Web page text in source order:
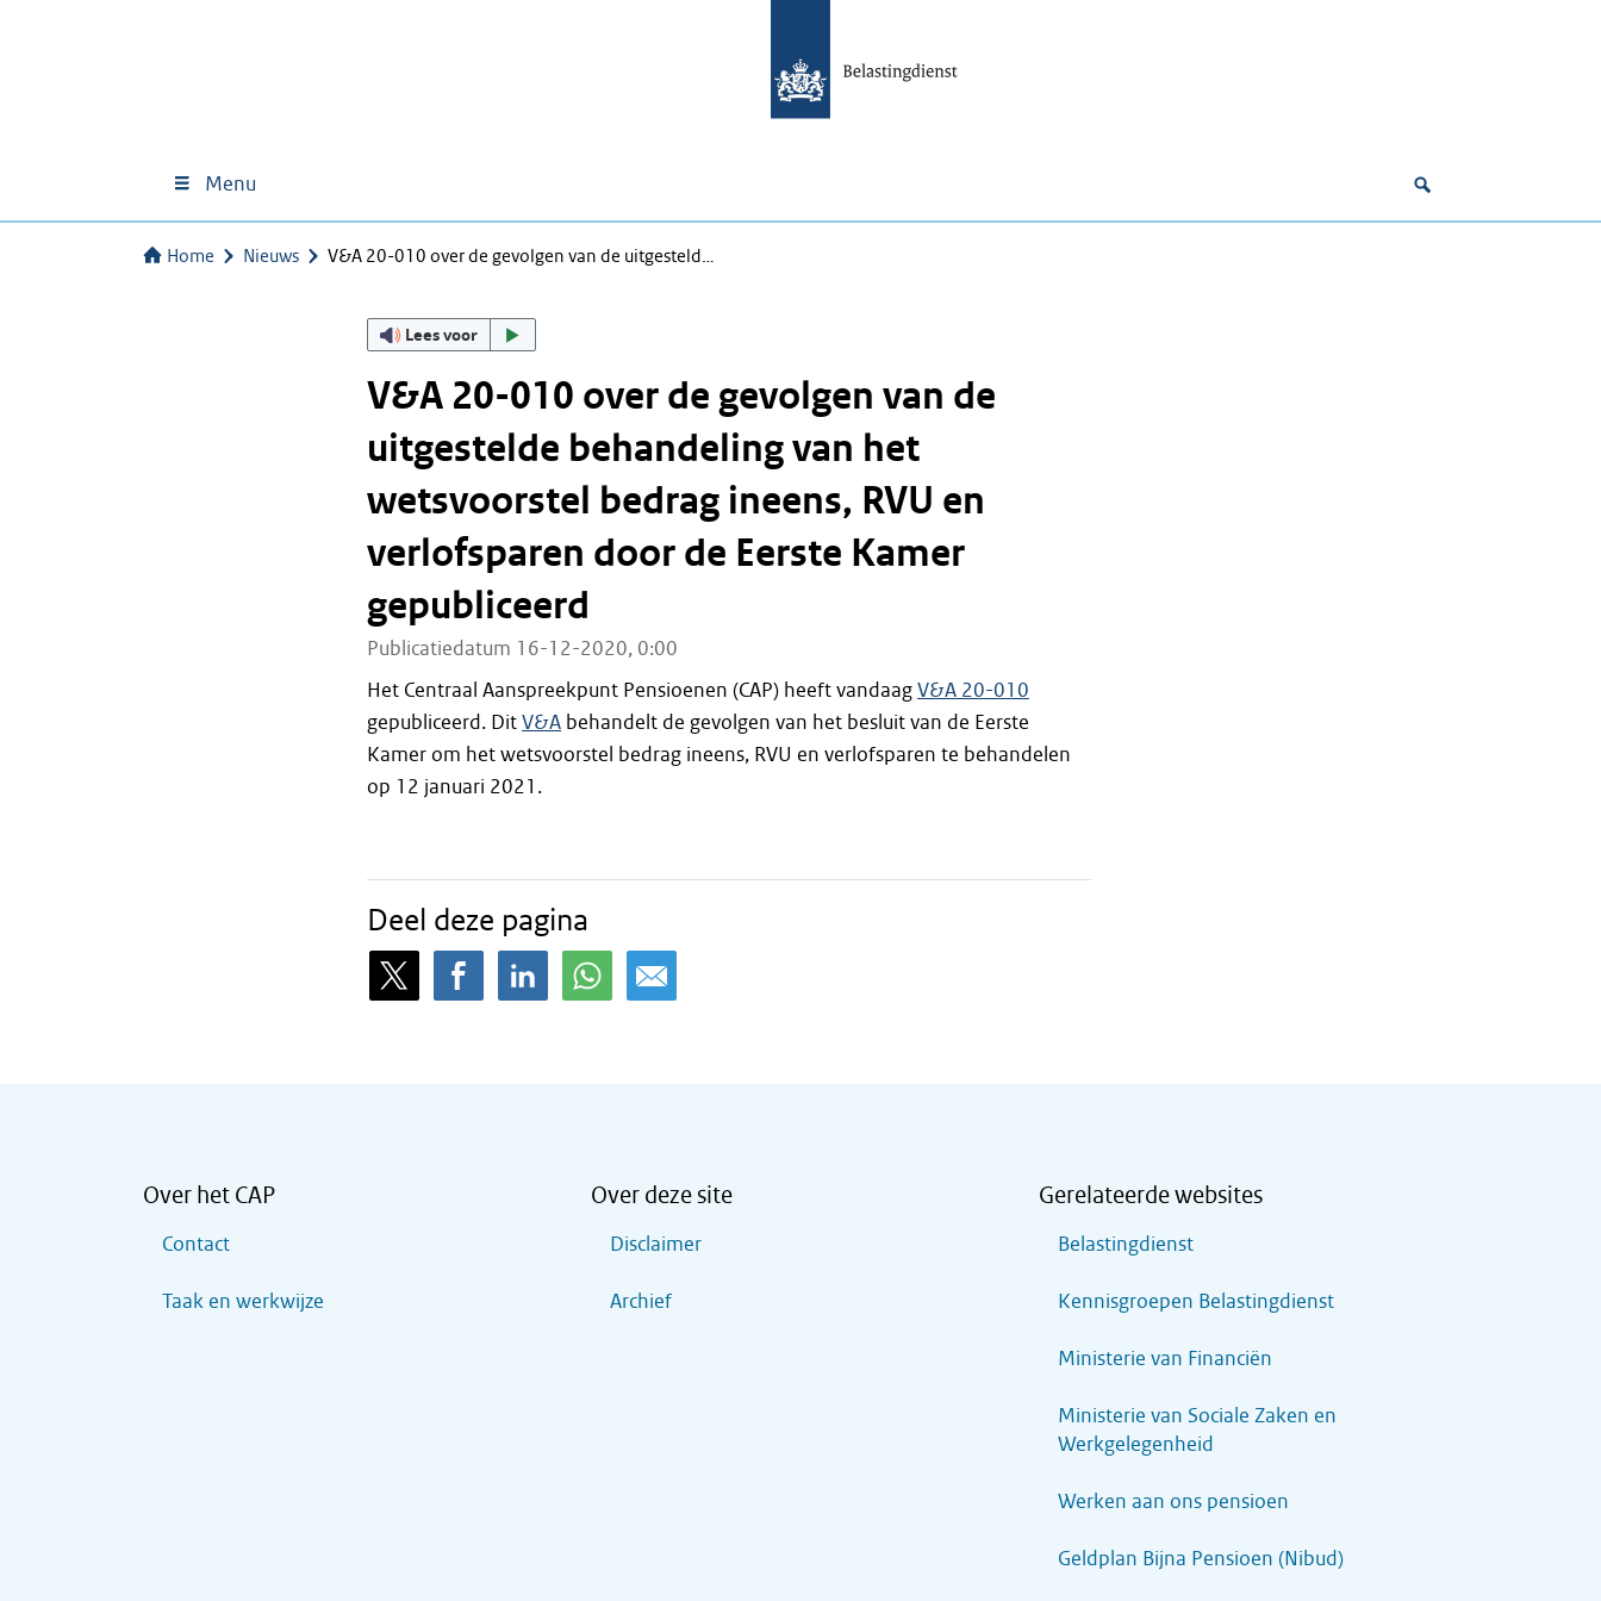
Menu
Home Nieuws V&A 20-010 over de gevolgen van de uitgesteld…
Lees voor
V&A 20-010 over de gevolgen van de
uitgestelde behandeling van het
wetsvoorstel bedrag ineens, RVU en
verlofsparen door de Eerste Kamer
gepubliceerd
Publicatiedatum 16-12-2020, 0:00
Het Centraal Aanspreekpunt Pensioenen (CAP) heeft vandaagV&A 20-010
gepubliceerd. DitV&Abehandelt de gevolgen van het besluit van de Eerste
Kamer om het wetsvoorstel bedrag ineens, RVU en verlofsparen te behandelen
op 12 januari 2021.
Deel deze pagina
Over het CAP
Contact
Taak en werkwijze
Over deze site
Disclaimer
Archief
Gerelateerde websites
Belastingdienst
Kennisgroepen Belastingdienst
Ministerie van Financiën
Ministerie van Sociale Zaken en
Werkgelegenheid
Werken aan ons pensioen
Geldplan Bijna Pensioen (Nibud)